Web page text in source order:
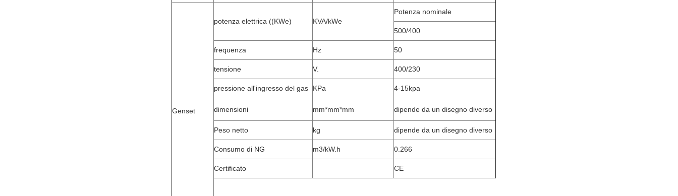
Genset
potenza elettrica ((KWe) KVA/kWe
Potenza nominale
500/400
frequenza Hz 50
tensione V. 400/230
pressione all'ingresso del gas KPa 4-15kpa
dimensioni mm*mm*mm dipende da un disegno diverso
Peso netto kg dipende da un disegno diverso
Consumo di NG m3/kW.h 0.266
Certificato CE